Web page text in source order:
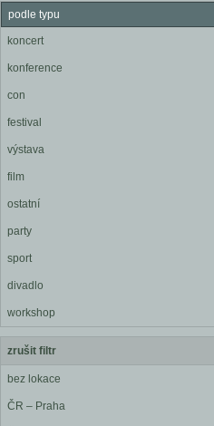
podle typu
koncert
konference
con
festival
výstava
film
ostatní
party
sport
divadlo
workshop
zrušit filtr
bez lokace
ČR – Praha